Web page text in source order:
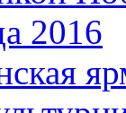
2016